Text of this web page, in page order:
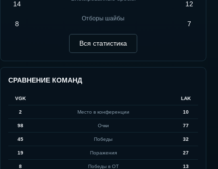
14 12
8
Отборы шайбы
7
Вся статистика
СРАВНЕНИЕ КОМАНД
VGK LAK
2 Место в конференции 10
98 Очки 77
45 Победы 32
19 Поражения 27
8 Победы в ОТ 13